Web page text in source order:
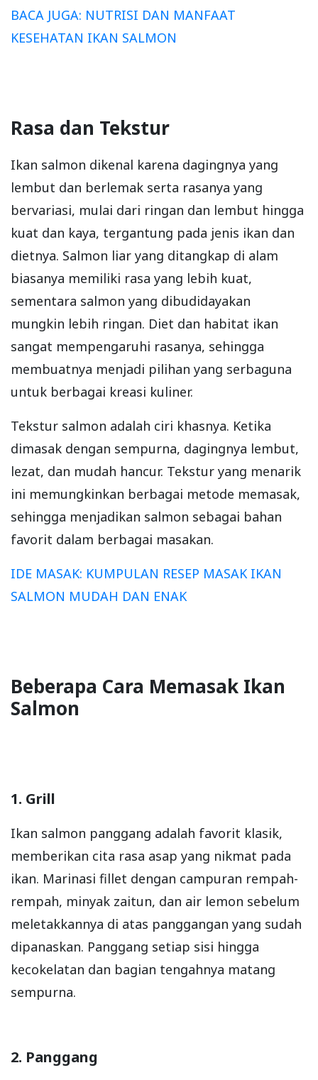
BACA JUGA: NUTRISI DAN MANFAAT
KESEHATAN IKAN SALMON
Rasa dan Tekstur
Ikan salmon dikenal karena dagingnya yang
lembut dan berlemak serta rasanya yang
bervariasi, mulai dari ringan dan lembut hingga
kuat dan kaya, tergantung pada jenis ikan dan
dietnya. Salmon liar yang ditangkap di alam
biasanya memiliki rasa yang lebih kuat,
sementara salmon yang dibudidayakan
mungkin lebih ringan. Diet dan habitat ikan
sangat mempengaruhi rasanya, sehingga
membuatnya menjadi pilihan yang serbaguna
untuk berbagai kreasi kuliner.
Tekstur salmon adalah ciri khasnya. Ketika
dimasak dengan sempurna, dagingnya lembut,
lezat, dan mudah hancur. Tekstur yang menarik
ini memungkinkan berbagai metode memasak,
sehingga menjadikan salmon sebagai bahan
favorit dalam berbagai masakan.
IDE MASAK: KUMPULAN RESEP MASAK IKAN
SALMON MUDAH DAN ENAK
Beberapa Cara Memasak Ikan
Salmon
1. Grill
Ikan salmon panggang adalah favorit klasik,
memberikan cita rasa asap yang nikmat pada
ikan. Marinasi fillet dengan campuran rempah-
rempah, minyak zaitun, dan air lemon sebelum
meletakkannya di atas panggangan yang sudah
dipanaskan. Panggang setiap sisi hingga
kecokelatan dan bagian tengahnya matang
sempurna.
2. Panggang